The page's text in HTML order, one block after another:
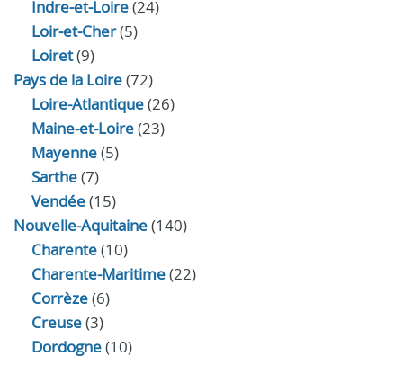
Indre‑et‑Loire(24)
Loir‑et‑Cher(5)
Loiret(9)
Pays de la Loire(72)
Loire-Atlantique(26)
Maine-et-Loire(23)
Mayenne(5)
Sarthe(7)
Vendée(15)
Nouvelle-Aquitaine(140)
Charente(10)
Charente-Maritime(22)
Corrèze(6)
Creuse(3)
Dordogne(10)